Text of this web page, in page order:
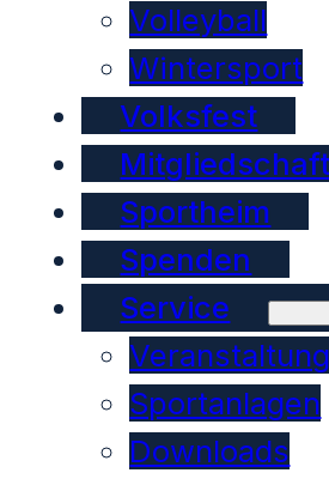
Volleyball
Wintersport
Volksfest
Mitgliedschaft
Sportheim
Spenden
Service
Sportanlagen
Downloads